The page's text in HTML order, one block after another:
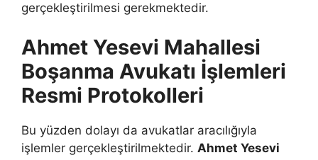
gerçekleştirilmesi gerekmektedir.
Ahmet Yesevi Mahallesi
Boşanma Avukatı İşlemleri
Resmi Protokolleri
Bu yüzden dolayı da avukatlar aracılığıyla
işlemler gerçekleştirilmektedir. Ahmet Yesevi